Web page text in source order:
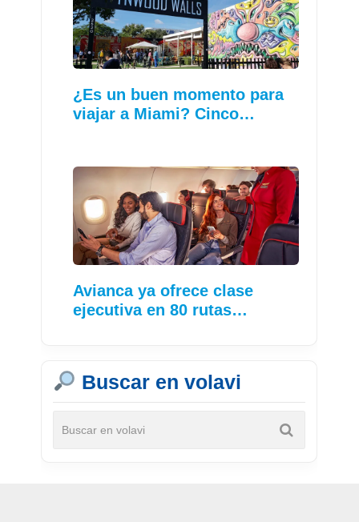
¿Es un buen momento para
viajar a Miami? Cinco…
Avianca ya ofrece clase
ejecutiva en 80 rutas…
Buscar en volavi